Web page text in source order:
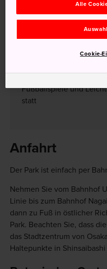
Nicht verpassen
Besuchen Sie den
An den
Fußballspiele und
statt
Anfahrt
Der Park ist einfach per
Nehmen Sie vom Bahnhof
Linie bis zum Bahnhof
dann zu Fuß in östlicher
Park. Beachten Sie, dass
das Stadtzentrum von
Haltepunkte in
Alle
Cookie-